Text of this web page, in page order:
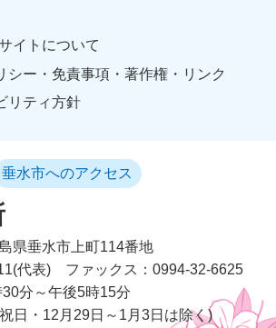
イトについて
シー・免責事項・著作権・リンク
リティ方針
垂水市へのアクセス
県垂水市上町114番地
代表)
ファックス：0994-32-6625
分～午後5時15分
日・12月29日～1月3日は除く)